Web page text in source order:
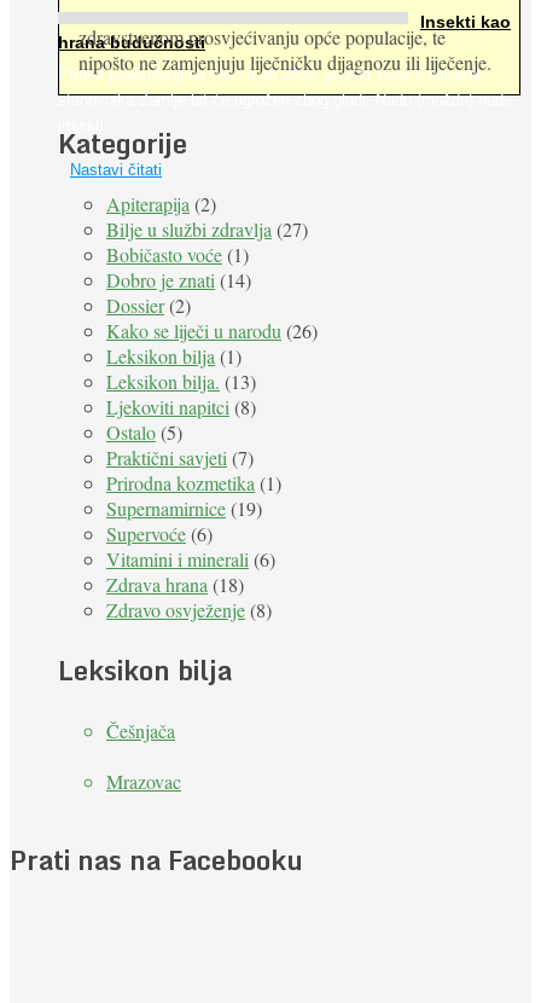
Insekti kao
hrana budućnosti
Prema predviđanjima FAO-a do 2050. godine život 9 milijardi
stanovnika Zemlje bit će ugrožen zbog gladi. Nadu (možda) nude
Nastavi čitati
zdravstvenom prosvjećivanju opće populacije, te
nipošto ne zamjenjuju liječničku dijagnozu ili liječenje.
Kategorije
Apiterapija (2)
Bilje u službi zdravlja (27)
Bobičasto voće(1)
Dobro je znati (14)
Dossier(2)
Kako se liječi u narodu (26)
Leksikon bilja (1)
Leksikon bilja. (13)
Ljekoviti napitci (8)
Ostalo(5)
Praktični savjeti (7)
Prirodna kozmetika (1)
Supernamirnice(19)
Supervoće(6)
Vitamini i minerali (6)
Zdrava hrana (18)
Zdravo osvježenje(8)
Leksikon bilja
Češnjača
Mrazovac
Prati nas na Facebooku